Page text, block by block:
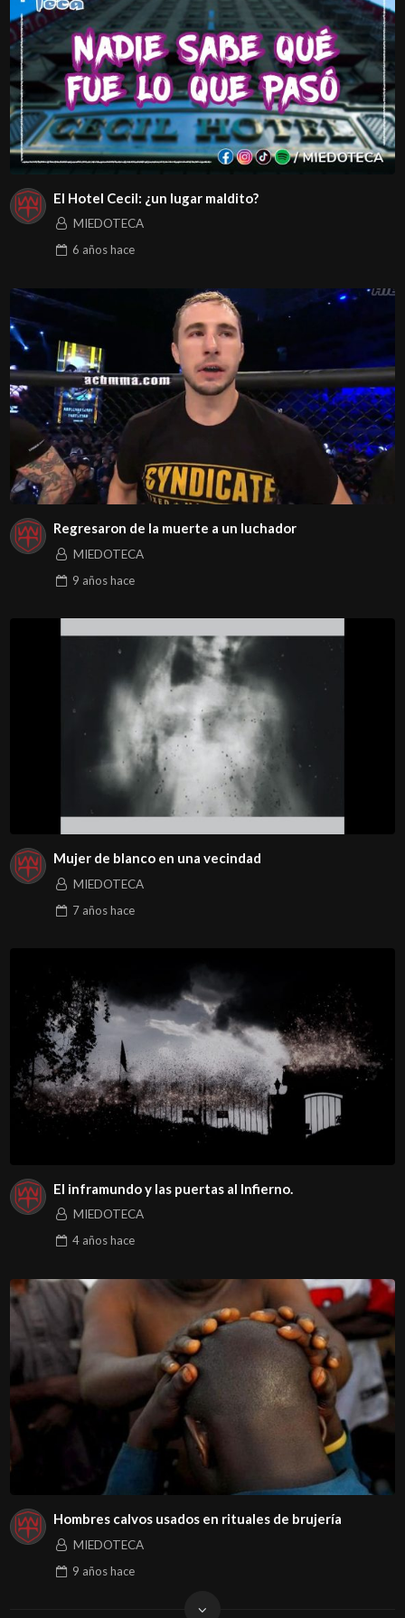
El Hotel Cecil: ¿un lugar maldito?
MIEDOTECA
6 añoshace
Regresaron de la muerte a un luchador
MIEDOTECA
9 añoshace
Mujer de blanco en una vecindad
MIEDOTECA
7 añoshace
El inframundo y las puertas al Infierno.
MIEDOTECA
4 añoshace
Hombres calvos usados en rituales de brujería
MIEDOTECA
9 añoshace